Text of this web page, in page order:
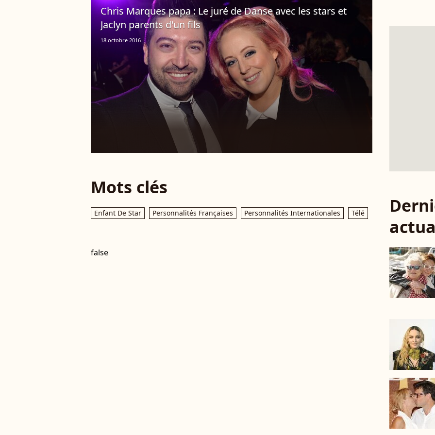
Chris Marques papa : Le juré de Danse avec les stars et
Jaclyn parents d'un fils
18 octobre 2016
Mots clés
Enfant De Star Personnalités Françaises Personnalités Internationales Télé
false